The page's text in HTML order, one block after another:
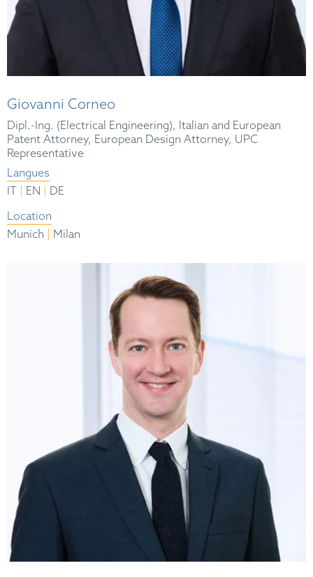
Giovanni Corneo
Dipl.-Ing. (Electrical Engineering), Italian and European
Patent Attorney, European Design Attorney, UPC
Representative
Langues
IT
EN
DE
Location
Munich
Milan